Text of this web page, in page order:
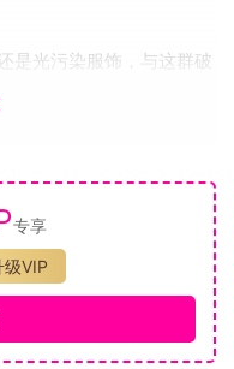
是光污染服饰，与这群破
袜子地精
战斗
干掉身居高位的反派
专享
级VIP